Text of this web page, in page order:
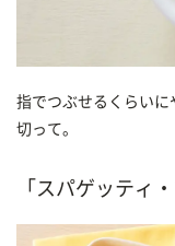
指でつぶせるくらい
切って。
「スパゲッティ